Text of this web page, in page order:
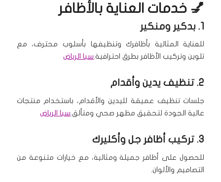
💅 خدمات العناية بالأظافر
1. بدكير ومنكير
للعناية المثالية بأظافرك وتنظيفها بأسلوب محترف، مع
تلوين وتركيب الأظافر بطرق احترافية.سبا الرياض
2. تنظيف يدين وأقدام
جلسات تنظيف عميقة لليدين والأقدام، باستخدام منتجات
عالية الجودة لتحقيق مظهر صحي ومتألق.سبا الرياض
3. تركيب أظافر جل وأكليرك
للحصول على أظافر جميلة ومثالية، مع خيارات متنوعة من
التصاميم والألوان.